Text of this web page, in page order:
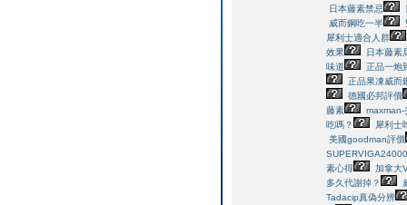
日本藤素禁忌
威而鋼吃一半
犀利士適合人群
效果
日本藤素
味道
正品一炮
正品果凍威而
德國必邦評價
藤素
maxman-
吃嗎？
犀利士
美國goodman評價
素心得
加拿大
多久代謝掉？
Tadacip真偽分辨